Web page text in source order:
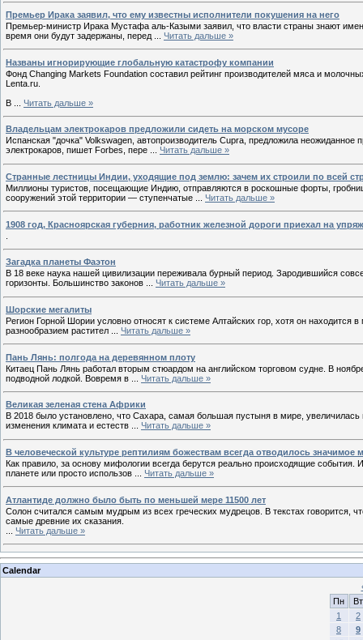
Премьер Ирака заявил, что ему известны исполнители покушения на него
Премьер-министр Ирака Мустафа аль-Казыми заявил, что власти страны знают
время они будут задержаны, перед
Читать дальше »
Названы игнорирующие глобальную катастрофу компании
Фонд Сhanging Markets Foundation составил рейтинг производителей мяса и
Lenta.ru.
В
Читать дальше »
Владельцам электрокаров предложили сидеть на морском мусоре
Испанская "дочка" Volkswagen, aвтопроизводитель Cupra, предложила
электрокаров, пишет Forbes, пере
Читать дальше »
Странные лестницы Индии, уходящие под землю: зачем их строили по всей
Миллионы туристов, посещающие Индию, отправляются в роскошные форты,
сооружений этой территории — ступенчатые
Читать дальше »
1908 год, Красноярская губерния, работник железной дороги приехал на
Загадка планеты Фаэтон
В 18 веке наука нашей цивилизации переживала бурный период. Зародившийся
горизонты. Большинство законов
Читать дальше »
Шорские мегалиты
Регион Горной Шории условно относят к системе Алтайских гор, хотя он находится
разнообразием растител
Читать дальше »
Пань Лянь: полгода на деревянном плоту
Китаец Пань Лянь работал вторым стюардом на английском торговом судне. В
подводной лодкой. Вовремя в
Читать дальше »
Великая зеленая стена Африки
В 2018 было установлено, что Сахара, самая большая пустыня в мире,
изменения климата и естеств
Читать дальше »
В человеческой культуре рептилиям божествам всегда отводилось значимое
Как правило, за основу мифологии всегда берутся реально происходящие
планете или просто использов
Читать дальше »
Атлантиде должно было быть по меньшей мере 11500 лет
Солон считался самым мудрым из всех греческих мудрецов. В текстах говорится,
самые древние их сказания.
Читать дальше »
Calendar
Пн
Вт
1
2
8
9